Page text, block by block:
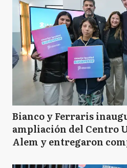
Bianco y Ferraris
ampliación del Centro
Alem y entregaron